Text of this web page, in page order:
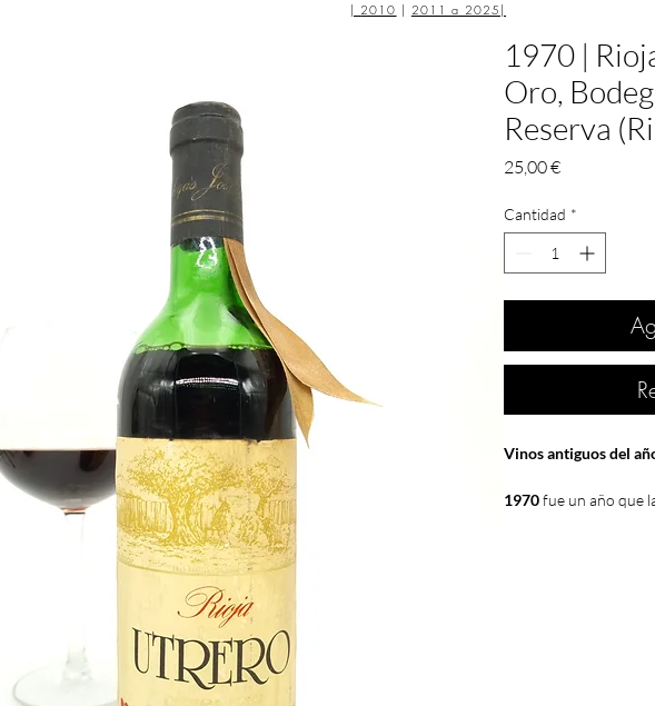
| 2010 | 2011 a 2025 |
1970 |
Oro,
Reserva
25,00 €Precio
Cantidad *
Vinos antiguos del
1970fue un año que